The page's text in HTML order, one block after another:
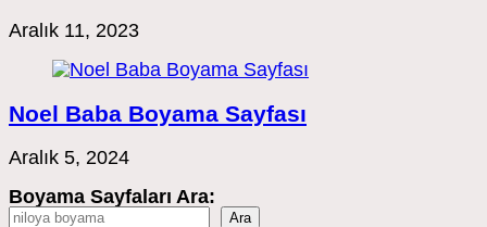
Aralık 11, 2023
Noel Baba Boyama Sayfası
Aralık 5, 2024
Boyama Sayfaları Ara:
Ara